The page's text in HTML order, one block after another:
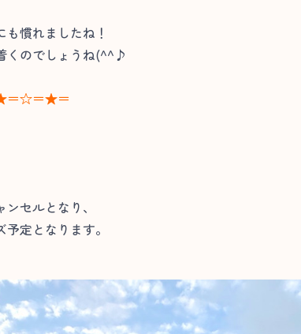
慣れましたね！
くのでしょうね(^^♪
☆＝★＝
セルとなり、
定となります。